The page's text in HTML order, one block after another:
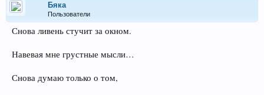
Бяка
Пользователи
Снова ливень стучит за окном.
Навевая мне грустные мысли…
Снова думаю только о том,